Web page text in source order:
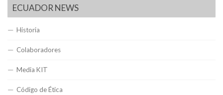
ECUADOR NEWS
Historia
Colaboradores
Media KIT
Código de Ética